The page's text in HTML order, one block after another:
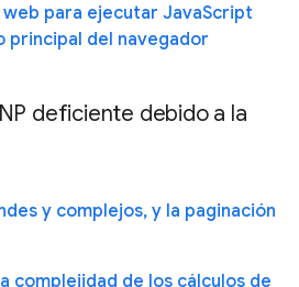
para ejecutar JavaScript
principal del navegador
deficiente debido a la
y complejos, y la paginación
complejidad de los cálculos de